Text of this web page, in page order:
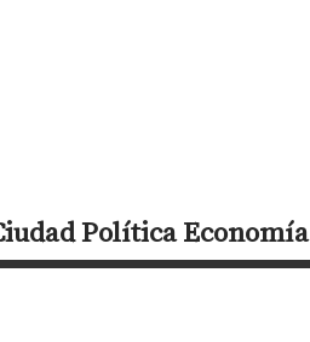
PolíticaEconomía